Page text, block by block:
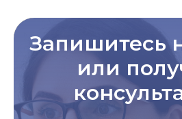
Запишитесь
или